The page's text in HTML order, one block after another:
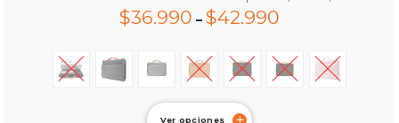
$36.990 – $42.990
Ver opciones